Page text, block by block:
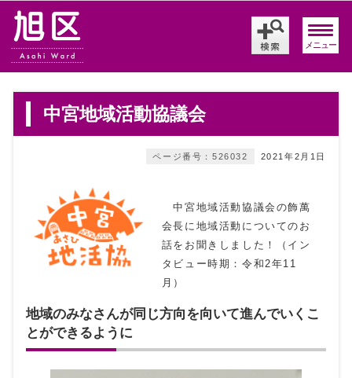
メニュー
中宮地域活動協議会
2021年2月1日
ページ番号：526032
中宮地域活動協議会の飾萬
会長に地域活動についてのお
話をお聞きしました！（イン
タビュー時期：令和2年11
月）
地域のみなさんが同じ方向を向いて進んでいくこ
とができるように